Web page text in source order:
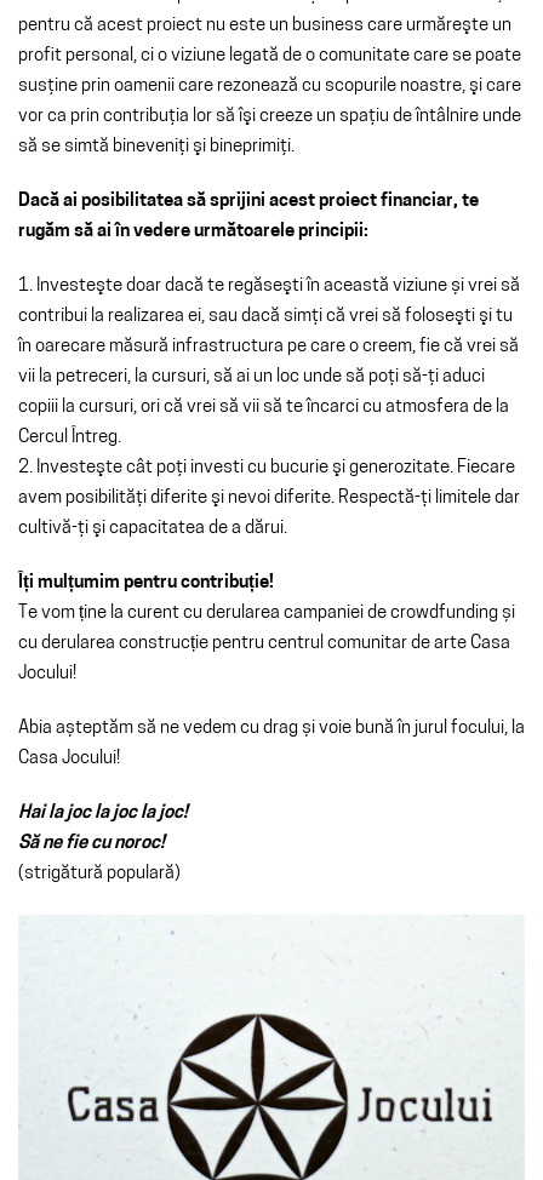
pentru că acest proiect nu este un business care urmăreşte un
profit personal, ci o viziune legată de o comunitate care se poate
susţine prin oamenii care rezonează cu scopurile noastre, şi care
vor ca prin contribuţia lor să îşi creeze un spaţiu de întâlnire unde
să se simtă bineveniţi şi bineprimiţi.
Dacă ai posibilitatea să sprijini acest proiect financiar, te
rugăm să ai în vedere următoarele principii:
1. Investeşte doar dacă te regăseşti în această viziune și vrei să
contribui la realizarea ei, sau dacă simţi că vrei să foloseşti şi tu
în oarecare măsură infrastructura pe care o creem, fie că vrei să
vii la petreceri, la cursuri, să ai un loc unde să poţi să-ţi aduci
copiii la cursuri, ori că vrei să vii să te încarci cu atmosfera de la
Cercul Întreg.
2. Investeşte cât poţi investi cu bucurie şi generozitate. Fiecare
avem posibilităţi diferite şi nevoi diferite. Respectă-ţi limitele dar
cultivă-ţi şi capacitatea de a dărui.
Îți mulțumim pentru contribuție!
Te vom ține la curent cu derularea campaniei de crowdfunding și
cu derularea construcție pentru centrul comunitar de arte Casa
Jocului!
Abia așteptăm să ne vedem cu drag și voie bună în jurul focului, la
Casa Jocului!
Hai la joc la joc la joc!
Să ne fie cu noroc!
(strigătură populară)